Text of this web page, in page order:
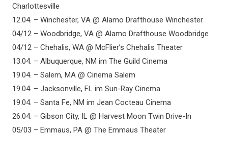
Charlottesville
12.04. – Winchester, VA @ Alamo Drafthouse Winchester
04/12 – Woodbridge, VA @ Alamo Drafthouse Woodbridge
04/12 – Chehalis, WA @ McFlier’s Chehalis Theater
13.04. – Albuquerque, NM im The Guild Cinema
19.04. – Salem, MA @ Cinema Salem
19.04. – Jacksonville, FL im Sun-Ray Cinema
19.04. – Santa Fe, NM im Jean Cocteau Cinema
26.04. – Gibson City, IL @ Harvest Moon Twin Drive-In
05/03 – Emmaus, PA @ The Emmaus Theater